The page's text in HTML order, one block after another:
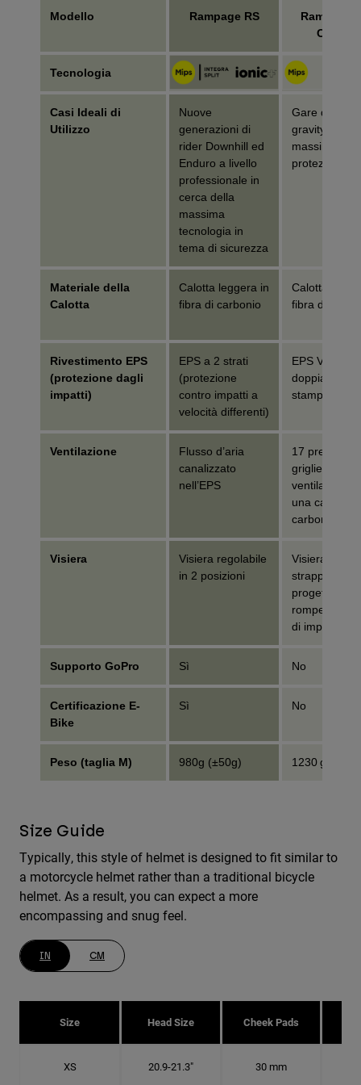
Modello Rampage RS
Rampage
Carbon
Tecnologia
Casi Ideali di
Utilizzo
Nuove
generazioni di
rider Downhill ed
Enduro a livello
professionale in
cerca della
massima
tecnologia in
tema di sicurezza
Gare di
gravity/
massima
protezione
Materiale della
Calotta
Calotta leggera in
fibra di carbonio
Calotta
fibra di
Rivestimento EPS
(protezione dagli
impatti)
EPS a 2 strati
(protezione
contro impatti a
velocità differenti)
EPS
doppia
stampato
Ventilazione
Flusso d’aria
canalizzato
nell’EPS
17 prese
griglie, buona
ventilazione
una calotta in
carbonio
Visiera
Visiera regolabile
in 2 posizioni
Visiera fissa
strappo"
progettata
rompersi in
di impatto
Supporto GoPro Sì No
Certificazione E-
Bike
Sì No
Peso (taglia M) 980g (±50g) 1230 g (±50
Size Guide
Typically, this style of helmet is designed to fit similar to
a motorcycle helmet rather than a traditional bicycle
helmet. As a result, you can expect a more
encompassing and snug feel.
IN CM
Size Head Size Cheek Pads
XS 20.9-21.3" 30 mm